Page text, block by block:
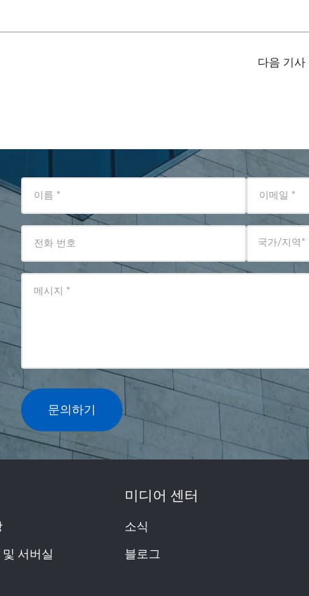
다음 기사
이름 * 이메일 *
전화 번호 국가/지역 *
메시지 *
문의하기
서버실
미디어 센터
소식
블로그